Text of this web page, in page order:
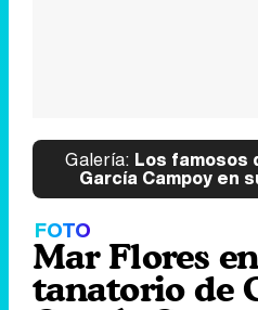
Galería: Los famosos
García Campoy en
FOTO
Mar Flores
tanatorio de